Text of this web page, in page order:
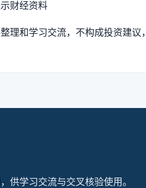
财经资料
理和学习交流，不构成投资建议
供学习交流与交叉核验使用。